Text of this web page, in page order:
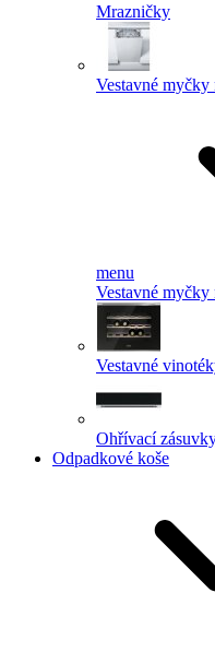
Mrazničky
Vestavné myčky
menu
Vestavné myčky
Vestavné
Ohřívací
Odpadkové koše